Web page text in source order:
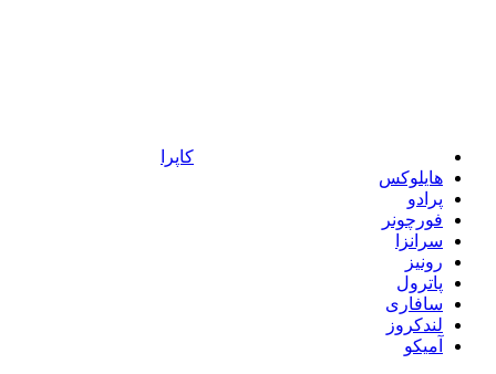
کاپرا
هایلوکس
پرادو
فورچونر
سرانزا
رونیز
پاترول
سافاری
لندکروز
آمیکو